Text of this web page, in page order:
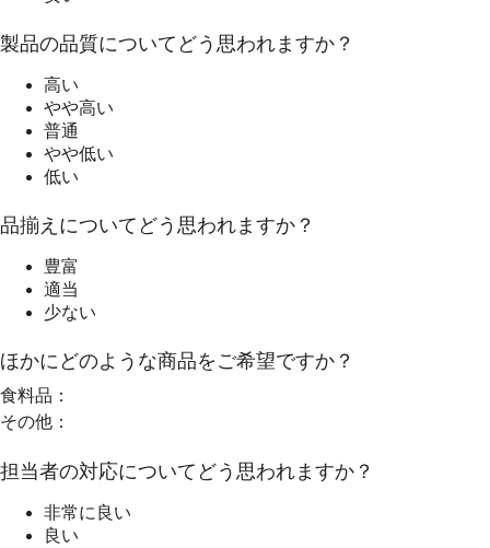
製品の品質についてどう思われますか？
高い
やや高い
普通
やや低い
低い
品揃えについてどう思われますか？
豊富
適当
少ない
ほかにどのような商品をご希望ですか？
食料品：
その他：
担当者の対応についてどう思われますか？
非常に良い
良い